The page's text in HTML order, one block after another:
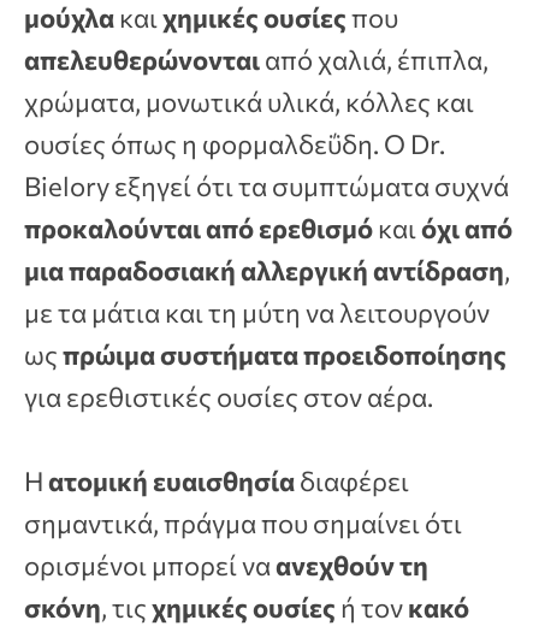
μούχλα καιχημικές ουσίεςπου
απελευθερώνονταιαπό χαλιά, έπιπλα,
χρώματα, μονωτικά υλικά, κόλλες και
ουσίες όπως η φορμαλδεΰδη. Ο Dr.
Bielory εξηγεί ότι τα συμπτώματα συχνά
προκαλούνται από ερεθισμό καιόχι από
μια παραδοσιακή αλλεργική αντίδραση,
με τα μάτια και τη μύτη να λειτουργούν
ωςπρώιμα συστήματα προειδοποίησης
για ερεθιστικές ουσίες στον αέρα.
Ηατομική ευαισθησίαδιαφέρει
σημαντικά, πράγμα που σημαίνει ότι
ορισμένοι μπορεί ναανεχθούν τη
σκόνη, τιςχημικές ουσίες ή τονκακό